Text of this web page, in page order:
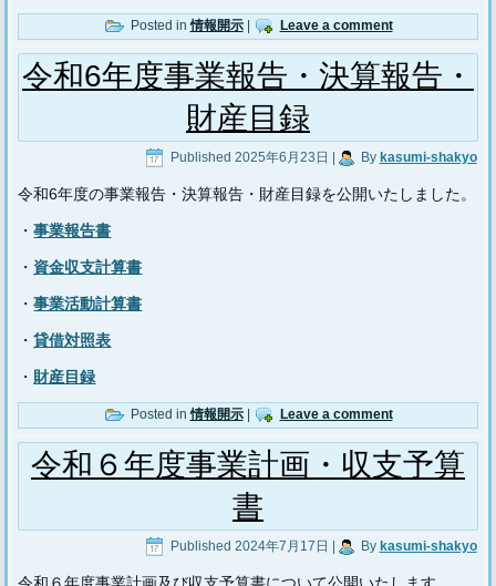
Posted in 情報開示| Leave a comment
令和6年度事業報告・決算報告・
財産目録
Published 2025年6月23日 By kasumi-shakyo
令和6年度の事業報告・決算報告・財産目録を公開いたしました。
・事業報告書
・ 資金収支計算書
・事業活動計算書
・貸借対照表
・ 財産目録
Posted in 情報開示| Leave a comment
令和６年度事業計画・収支予算
書
Published 2024年7月17日 By kasumi-shakyo